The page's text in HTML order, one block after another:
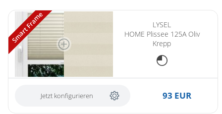
Smart Frame
LYSEL
HOME Plissee 125A Oliv
Krepp
Jetzt konfigurieren 93 EUR